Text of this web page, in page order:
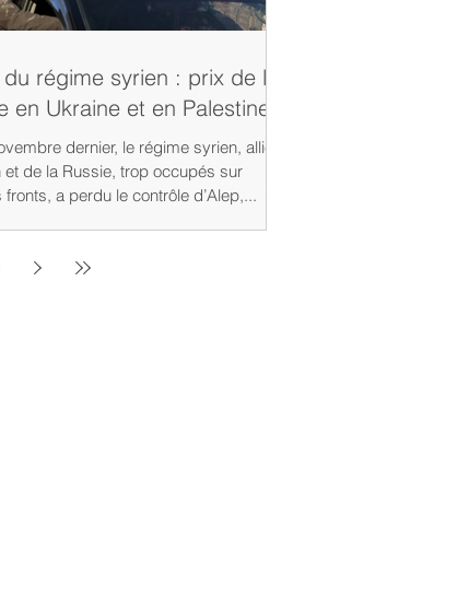
régime syrien : prix de la
en Ukraine et en Palestine
dernier, le régime syrien, allié
et de la Russie, trop occupés sur
fronts, a perdu le contrôle d’Alep,...